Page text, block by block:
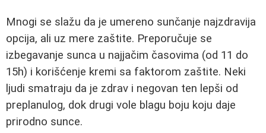
Mnogi se slažu da je umereno sunčanje najzdravija
opcija, ali uz mere zaštite. Preporučuje se
izbegavanje sunca u najjačim časovima (od 11 do
15h) i korišćenje kremi sa faktorom zaštite. Neki
ljudi smatraju da je zdrav i negovan ten lepši od
preplanulog, dok drugi vole blagu boju koju daje
prirodno sunce.